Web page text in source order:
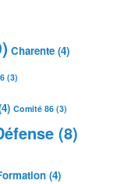
Charente (4)
(3)
Comité 86 (3)
(8)
(4)